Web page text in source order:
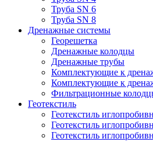
Труба SN 6
Труба SN 8
Дренажные системы
Георешетка
Дренажные колодцы
Дренажные трубы
Комплектующие к
Комплектующие к
Фильтрационные
Геотекстиль
Геотекстиль
Геотекстиль
Геотекстиль